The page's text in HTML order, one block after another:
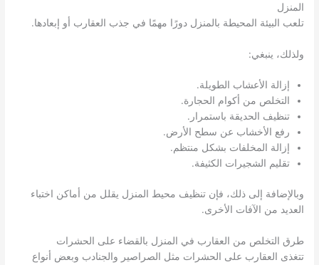
المنزل
تلعب البيئة المحيطة بالمنزل دورًا مهمًا في جذب العقارب أو إبعادها.
ولذلك، ينبغي:
إزالة الأعشاب الطويلة.
التخلص من أكوام الحجارة.
تنظيف الحديقة باستمرار.
رفع الأخشاب عن سطح الأرض.
إزالة المخلفات بشكل منتظم.
تقليم الشجيرات الكثيفة.
وبالإضافة إلى ذلك، فإن تنظيف محيط المنزل يقلل من أماكن اختباء
العديد من الآفات الأخرى.
طرق التخلص من العقارب في المنزل بالقضاء على الحشرات
تتغذى العقارب على الحشرات مثل الصراصير والجنادب وبعض أنواع